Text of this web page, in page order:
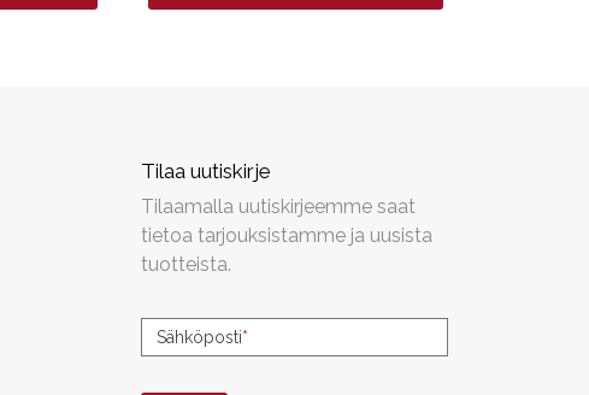
Tilaa uutiskirje
Tilaamalla uutiskirjeemme saat
tietoa tarjouksistamme ja uusista
tuotteista.
Uutiskirjeen
tilaus
Sähköposti*